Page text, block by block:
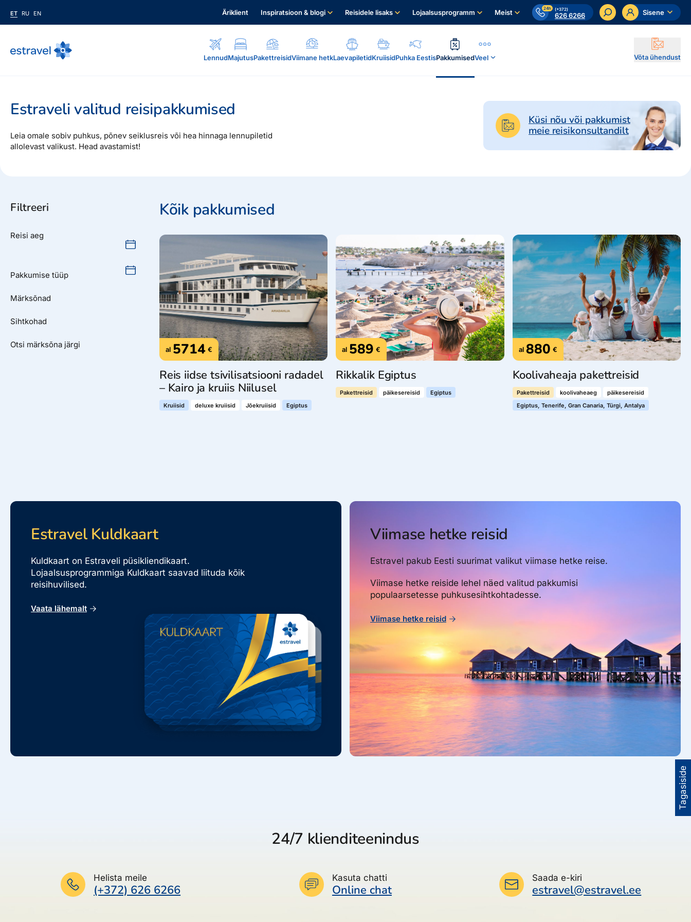
ET RU EN Äriklient Inspiratsioon & blogi Reisidele lisaks Lojaalsusprogramm Meist 24h (+372)
626 6266 Sisene
LennudMajutusPakettreisidViimane hetkLaevapiletidKruiisidPuhka EestisPakkumisedVeel Võta ühendust
ET RU EN
Inspiratsioon & blogi
Blogi
Uudiskiri
Reisidele lisaks
Estraveli kinkekaart
Boonuspunktid, Kuldkaart, Platinum kaart...
Kuldkaart
Meist
Ettevõttest, kontaktid, reisikonsultandi teenus, tule tööle, uudised...
Tule tööle
Uudised
Tagasiside
Estraveli valitud reisipakkumised
Leia omale sobiv puhkus, põnev seiklusreis või hea hinnaga lennupiletid
allolevast valikust. Head avastamist!
Küsi nõu või pakkumist
meie reisikonsultandilt
Filtreeri
Reisi aeg
Pakkumise tüüp
Märksõnad
Sihtkohad
Otsi märksõna järgi
Kõik pakkumised
al 5714 €
Reis iidse tsivilisatsiooni radadel
– Kairo ja kruiis Niilusel
Kruiisid deluxe kruiisid Jõekruiisid Egiptus
al 589 €
Rikkalik Egiptus
Pakettreisid päikesereisid Egiptus
al 880 €
Koolivaheaja pakettreisid
Pakettreisid koolivaheaeg
päikesereisid
Egiptus, Tenerife, Gran Canaria, Türgi, Antalya
Estravel Kuldkaart
Kuldkaart on Estraveli püsikliendikaart.
Lojaalsusprogrammiga Kuldkaart saavad liituda kõik
reisihuvilised.
Vaata lähemalt
Viimase hetke reisid
Estravel pakub Eesti suurimat valikut viimase hetke reise.
Viimase hetke reiside lehel näed valitud pakkumisi
populaarsetesse puhkusesihtkohtadesse.
Viimase hetke reisid
24/7 klienditeenindus
Helista meile
(+372) 626 6266
Kasuta chatti
Online chat
Saada e-kiri
estravel@estravel.ee